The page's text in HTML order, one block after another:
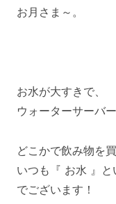
お月さま～。
お水が大すきで、
ウォーターサーバ
どこかで飲み物を
いつも『 お水 』と
でございます！